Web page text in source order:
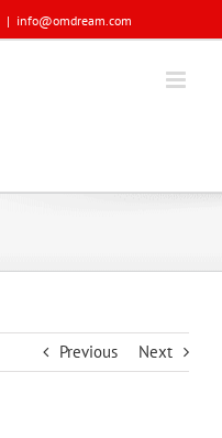
| info@omdream.com
Previous Next